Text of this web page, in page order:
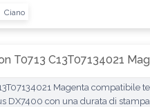
Ciano
T0713 C13T07134021
Magenta compatibile
DX7400 con una durata di